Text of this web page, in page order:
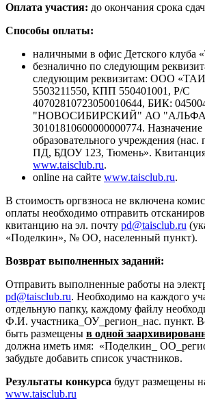
Оплата участия: до окончания срока
Способы оплаты:
наличными в офис Детского клуба
безналично по следующим
следующим реквизитам: ООО
5503211550, КПП 550401001, Р/С
40702810723050010644, БИК:
"НОВОСИБИРСКИЙ" АО
30101810600000000774.
образовательного учреждения (нас.
ПД, БДОУ 123, Тюмень». Квитанция
www.taisclub.ru.
online на сайте www.taisclub.ru.
В стоимость оргвзноса не включена
оплаты необходимо отправить
квитанцию на эл. почту pd@taisclub.ru
«Поделкин», № ОО, населенный пункт).
Возврат выполненных заданий:
Отправить выполненные работы на
pd@taisclub.ru. Необходимо на каждого
отдельную папку, каждому файлу
Ф.И. участника_ОУ_регион_нас. пункт.
быть размещены в одной
должна иметь имя: «Поделкин_
забудьте добавить список участников.
Результаты конкурса будут размещены
www.taisclub.ru